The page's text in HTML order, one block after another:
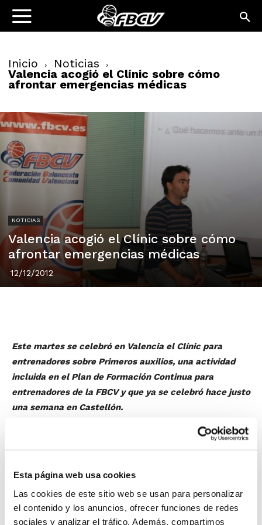
Esta página web usa cookies
Las cookies de este sitio web se usan para personalizar
el contenido y los anuncios, ofrecer funciones de redes
sociales y analizar el tráfico. Además, compartimos
Inicio Noticias
Valencia acogió el Clínic sobre cómo
afrontar emergencias médicas
NOTICIAS
Valencia acogió el Clínic sobre cómo
afrontar emergencias médicas
12/12/2012
Este martes se celebró en Valencia el Clínic para
entrenadores sobre Primeros auxilios, una actividad
incluida en el Plan de Formación Continua para
entrenadores de la FBCV y que ya se celebró hace justo
una semana en Castellón.
del Ciudad Ros Casares y el Vila-real C.F., el objetivo
dando las nociones exactas para realizar una rápida
actuación tanto frente a situaciones menos graves
como pueda ser una fractura como ante situaciones